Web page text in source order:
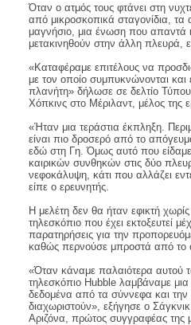
Όταν ο ατμός τους φτάνει στη
από μικροσκοπικά σταγονίδια, τα
μαγνήσιο, μια ένωση που απαντά
μετακινηθούν στην άλλη πλευρά,
«Καταφέραμε επιτέλους να
με τον οποίο συμπυκνώνονται
πλανήτη» δήλωσε σε δελτίο Τύπου
Χόπκινς στο Μέριλαντ, μέλος της
«Ήταν μια τεράστια έκπληξη.
είναι πιο δροσερό από το
εδώ στη Γη. Όμως αυτό που είδαμε
καιρικών συνθηκών στις δύο
νεφοκάλυψη, κάτι που αλλάζει
είπε ο ερευνητής.
Η μελέτη δεν θα ήταν εφικτή
τηλεσκόπιο που έχει εκτοξευτεί
παρατηρήσεις για την
καθώς περνούσε μπροστά από το
«Όταν κάναμε παλαιότερα αυτού
τηλεσκόπιο Hubble λαμβάναμε
δεδομένα από τα σύννεφα και
διαχωριστούν», εξήγησε ο
Αριζόνα, πρώτος συγγραφέας της